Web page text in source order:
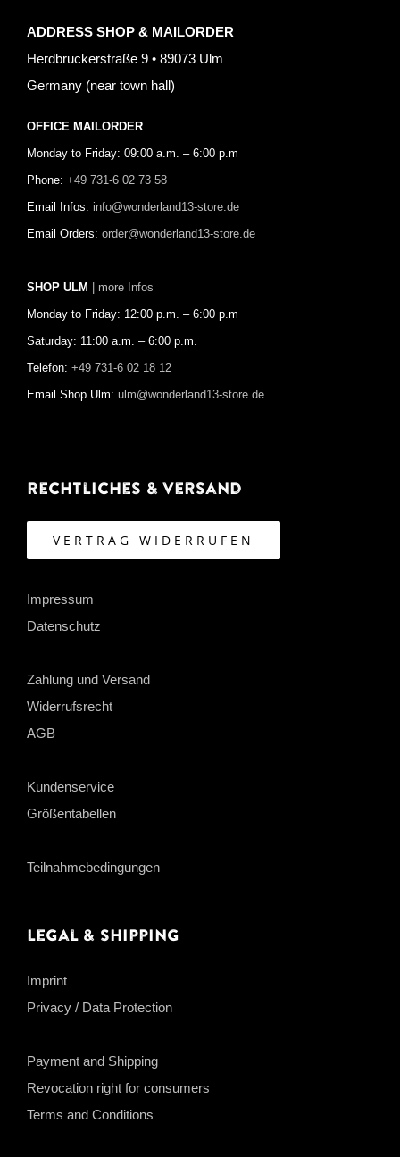
ADDRESS SHOP & MAILORDER
Herdbruckerstraße 9 • 89073 Ulm
Germany (near town hall)
OFFICE MAILORDER
Monday to Friday: 09:00 a.m. – 6:00 p.m
Phone: +49 731-6 02 73 58
Email Infos: info@wonderland13-store.de
Email Orders: order@wonderland13-store.de
SHOP ULM | more Infos
Monday to Friday: 12:00 p.m. – 6:00 p.m
Saturday: 11:00 a.m. – 6:00 p.m.
Telefon: +49 731-6 02 18 12
Email Shop Ulm: ulm@wonderland13-store.de
Rechtliches & Versand
VERTRAG WIDERRUFEN
Impressum
Datenschutz
Zahlung und Versand
Widerrufsrecht
AGB
Kundenservice
Größentabellen
Teilnahmebedingungen
Legal & Shipping
Imprint
Privacy / Data Protection
Payment and Shipping
Revocation right for consumers
Terms and Conditions